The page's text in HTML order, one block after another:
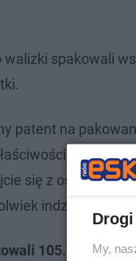
walizki spakowali
patent na
się z
indziej!".
105. rocznicę
My,